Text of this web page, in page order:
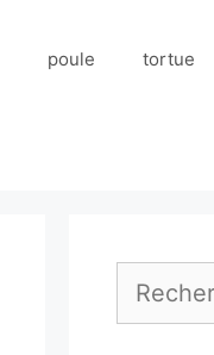
poule tortue